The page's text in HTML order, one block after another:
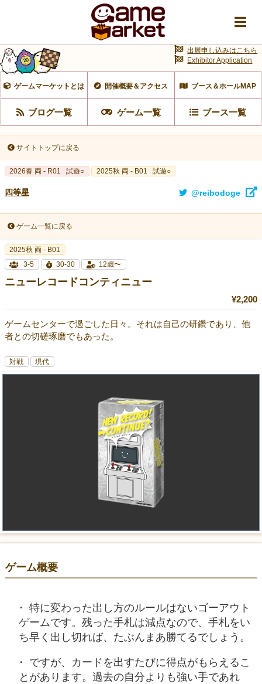
ゲームマーケットとは 開催概要＆アクセス ブース＆ホールMAP
ブログ一覧 ゲーム一覧 ブース一覧
出展申し込みはこちら
Exhibitor Application
サイトトップに戻る
2026春 両 - R01 試遊○ 2025秋 両 - B01 試遊○
四等星 @reibodoge
ゲーム一覧に戻る
2025秋 両 - B01
3-5
30-30 12歳〜
ニューレコードコンティニュー
¥2,200
ゲームセンターで過ごした日々。それは自己の研鑽であり、他
者との切磋琢磨でもあった。
対戦 現代
ゲーム概要
特に変わった出し方のルールはないゴーアウト
ゲームです。残った手札は減点なので、手札をい
ち早く出し切れば、たぶんまあ勝てるでしょう。
ですが、カードを出すたびに得点がもらえるこ
とがあります。過去の自分よりも強い手であれ